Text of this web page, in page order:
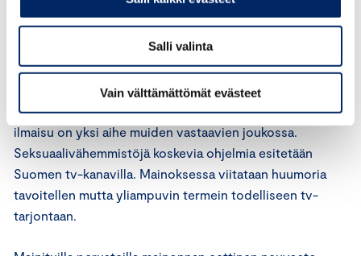
Salli valinta
Vain välttämättömät evästeet
sukupuolensa tai ikänsä perusteella eikä antaa hänestä
kaavamaista tai muulla tavoin loukkaavaa kuvaa.
Esillä olevassa mainoksessa on lueteltu kärjistäen
erilaisten tv-formaattien tyypillisiä aiheita ja yksittäisiä
tv-ohjelmatyyppejä. Seksuaalivähemmistöihin viittaava
ilmaisu on yksi aihe muiden vastaavien joukossa.
Seksuaalivähemmistöjä koskevia ohjelmia esitetään
Suomen tv-kanavilla. Mainoksessa viitataan huumoria
tavoitellen mutta yliampuvin termein todelliseen tv-
tarjontaan.